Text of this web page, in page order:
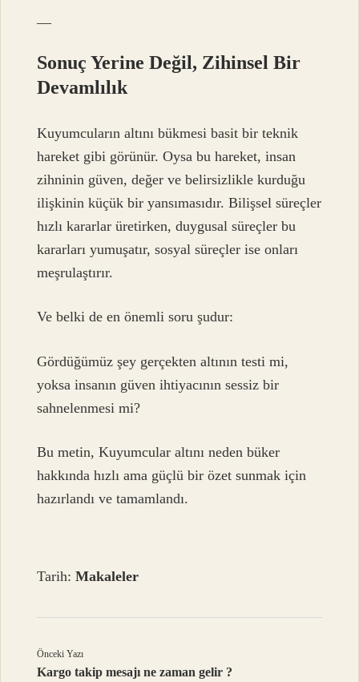
—
Sonuç Yerine Değil, Zihinsel Bir
Devamlılık
Kuyumcuların altını bükmesi basit bir teknik
hareket gibi görünür. Oysa bu hareket, insan
zihninin güven, değer ve belirsizlikle kurduğu
ilişkinin küçük bir yansımasıdır. Bilişsel süreçler
hızlı kararlar üretirken, duygusal süreçler bu
kararları yumuşatır, sosyal süreçler ise onları
meşrulaştırır.
Ve belki de en önemli soru şudur:
Gördüğümüz şey gerçekten altının testi mi,
yoksa insanın güven ihtiyacının sessiz bir
sahnelenmesi mi?
Bu metin, Kuyumcular altını neden büker
hakkında hızlı ama güçlü bir özet sunmak için
hazırlandı ve tamamlandı.
Tarih:Makaleler
Önceki Yazı
Kargo takip mesajı ne zaman gelir ?